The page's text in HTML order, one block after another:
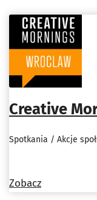
Creative
Spotkania / Akcje
Zobacz